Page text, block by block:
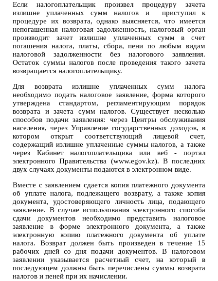
Если налогоплательщик произвел процедуру зачета
излишне уплаченных сумм налогов и приступил к
процедуре их возврата, однако выясняется, что имеется
непогашенная налоговая задолженность, налоговый орган
производит зачет излишне уплаченных сумм в счет
погашения налога, платы, сбора, пени по любым видам
налоговой задолженности без налогового заявления.
Остаток суммы налогов после проведения такого зачета
возвращается налогоплательщику.
Для возврата излишне уплаченных сумм налога
необходимо подать налоговое заявление, форма которого
утверждена стандартом, регламентирующим порядок
возврата и зачета сумм налогов. Существует несколько
способов подачи заявления: через Центры обслуживания
населения, через Управление государственных доходов, в
котором открыт соответствующий лицевой счет,
содержащий излишне уплаченные суммы налогов, а также
через Кабинет налогоплательщика или веб - портал
электронного Правительства (www.egov.kz). В последних
двух случаях документы подаются в электронном виде.
Вместе с заявлением сдается копия платежного документа
об уплате налога, подлежащего возврату, а также копия
документа, удостоверяющего личность лица, подающего
заявление. В случае использования электронного способа
сдачи документов необходимо представить налоговое
заявление в форме электронного документа, а также
электронную копию платежного документа об уплате
налога. Возврат должен быть произведен в течение 15
рабочих дней со дня подачи документов. В налоговом
заявлении указывается расчетный счет, на который в
последующем должны быть перечислены суммы возврата
налогов и пеней при их начислении.